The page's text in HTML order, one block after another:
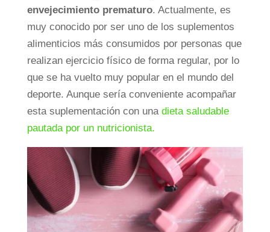
envejecimiento prematuro. Actualmente, es
muy conocido por ser uno de los suplementos
alimenticios más consumidos por personas que
realizan ejercicio físico de forma regular, por lo
que se ha vuelto muy popular en el mundo del
deporte. Aunque sería conveniente acompañar
esta suplementación con una dieta saludable
pautada por un nutricionista.